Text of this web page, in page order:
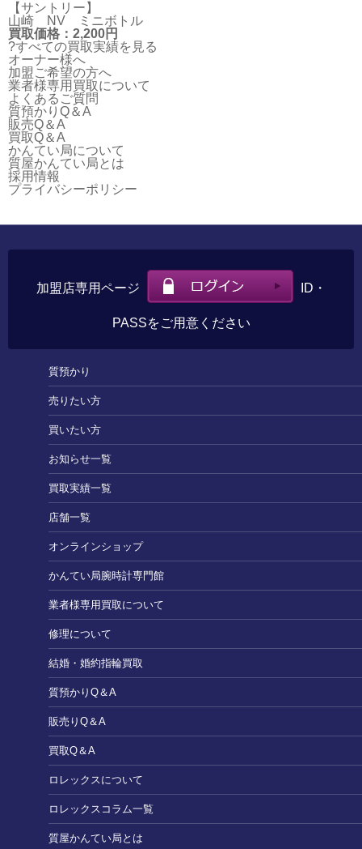
【サントリー】
山崎 NV ミニボトル
買取価格：2,200円
?すべての買取実績を見る
オーナー様へ
加盟ご希望の方へ
業者様専用買取について
よくあるご質問
質預かりQ＆A
販売Q＆A
買取Q＆A
かんてい局について
質屋かんてい局とは
採用情報
プライバシーポリシー
加盟店専用ページ ID・
PASSをご用意ください
質預かり
売りたい方
買いたい方
お知らせ一覧
買取実績一覧
店舗一覧
オンラインショップ
かんてい局腕時計専門館
業者様専用買取について
修理について
結婚・婚約指輪買取
質預かりQ＆A
販売りQ＆A
買取Q＆A
ロレックスについて
ロレックスコラム一覧
質屋かんてい局とは